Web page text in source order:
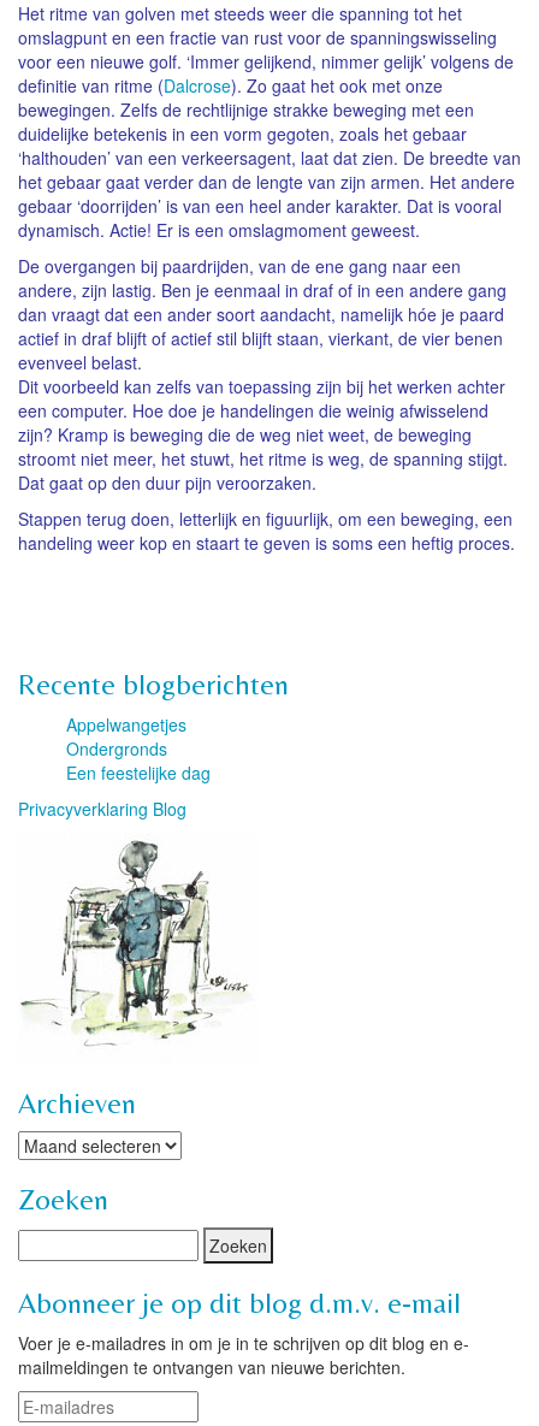
Het ritme van golven met steeds weer die spanning tot het
omslagpunt en een fractie van rust voor de spanningswisseling
voor een nieuwe golf. ‘Immer gelijkend, nimmer gelijk’ volgens de
definitie van ritme (Dalcrose). Zo gaat het ook met onze
bewegingen. Zelfs de rechtlijnige strakke beweging met een
duidelijke betekenis in een vorm gegoten, zoals het gebaar
‘halthouden’ van een verkeersagent, laat dat zien. De breedte van
het gebaar gaat verder dan de lengte van zijn armen. Het andere
gebaar ‘doorrijden’ is van een heel ander karakter. Dat is vooral
dynamisch. Actie! Er is een omslagmoment geweest.
De overgangen bij paardrijden, van de ene gang naar een
andere, zijn lastig. Ben je eenmaal in draf of in een andere gang
dan vraagt dat een ander soort aandacht, namelijk hóe je paard
actief in draf blijft of actief stil blijft staan, vierkant, de vier benen
evenveel belast.
Dit voorbeeld kan zelfs van toepassing zijn bij het werken achter
een computer. Hoe doe je handelingen die weinig afwisselend
zijn? Kramp is beweging die de weg niet weet, de beweging
stroomt niet meer, het stuwt, het ritme is weg, de spanning stijgt.
Dat gaat op den duur pijn veroorzaken.
Stappen terug doen, letterlijk en figuurlijk, om een beweging, een
handeling weer kop en staart te geven is soms een heftig proces.
Recente blogberichten
Appelwangetjes
Ondergronds
Een feestelijke dag
Privacyverklaring Blog
Archieven
Archieven
Zoeken
Abonneer je op dit blog d.m.v. e-mail
Voer je e-mailadres in om je in te schrijven op dit blog en e-
mailmeldingen te ontvangen van nieuwe berichten.
E-